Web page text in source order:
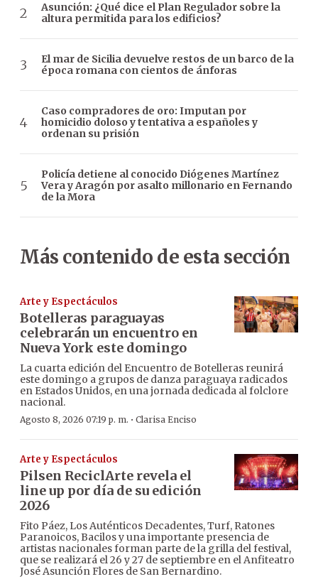
Asunción: ¿Qué dice el Plan Regulador sobre la
altura permitida para los edificios?
El mar de Sicilia devuelve restos de un barco de la
época romana con cientos de ánforas
Caso compradores de oro: Imputan por
homicidio doloso y tentativa a españoles y
ordenan su prisión
Policía detiene al conocido Diógenes Martínez
Vera y Aragón por asalto millonario en Fernando
de la Mora
Más contenido de esta sección
Arte y Espectáculos
Botelleras paraguayas
celebrarán un encuentro en
Nueva York este domingo
La cuarta edición del Encuentro de Botelleras reunirá
este domingo a grupos de danza paraguaya radicados
en Estados Unidos, en una jornada dedicada al folclore
nacional.
Agosto 8, 2026 07:19 p. m. · Clarisa Enciso
Arte y Espectáculos
Pilsen ReciclArte revela el
line up por día de su edición
2026
Fito Páez, Los Auténticos Decadentes, Turf, Ratones
Paranoicos, Bacilos y una importante presencia de
artistas nacionales forman parte de la grilla del festival,
que se realizará el 26 y 27 de septiembre en el Anfiteatro
José Asunción Flores de San Bernardino.